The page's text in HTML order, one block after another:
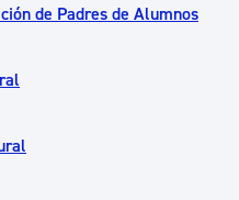
de Padres de Alumnos